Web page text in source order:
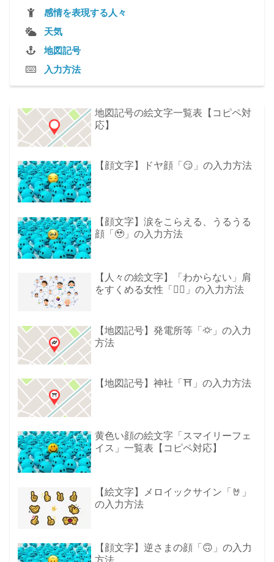
感情を表現する人々
天気
地図記号
入力方法
地図記号の絵文字一覧表【コピペ対
応】
【顔文字】ドヤ顔「😏」の入力方法
【顔文字】涙をこらえる、うるうる
顔「🥹」の入力方法
【人々の絵文字】「わからない」肩
をすくめる女性「🤷‍♀️」の入力方法
【地図記号】発電所等「⛮」の入力
方法
【地図記号】神社「⛩」の入力方法
黄色い顔の絵文字「スマイリーフェ
イス」一覧表【コピペ対応】
【絵文字】メロイックサイン「🤘」
の入力方法
【顔文字】逆さまの顔「🙃」の入力